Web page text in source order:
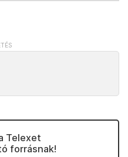
Telexet
forrásnak!